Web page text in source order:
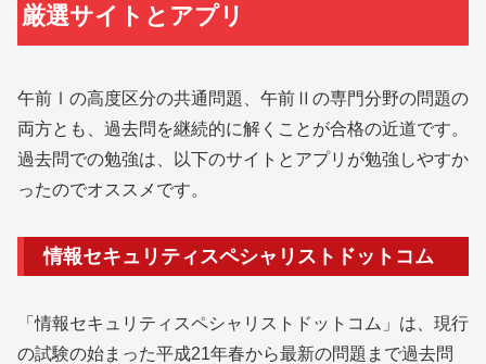
厳選サイトとアプリ
午前Ⅰの高度区分の共通問題、午前Ⅱの専門分野の問題の
両方とも、過去問を継続的に解くことが合格の近道です。
過去問での勉強は、以下のサイトとアプリが勉強しやすか
ったのでオススメです。
情報セキュリティスペシャリストドットコム
「情報セキュリティスペシャリストドットコム」は、現行
の試験の始まった平成21年春から最新の問題まで過去問